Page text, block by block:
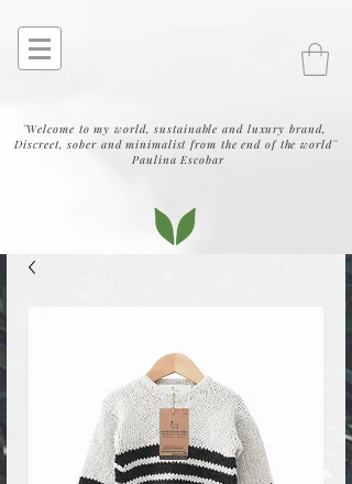
¨Welcome to my world, sustainable and luxury brand,
Discreet, sober and minimalist from the end of the world¨
Paulina Escobar